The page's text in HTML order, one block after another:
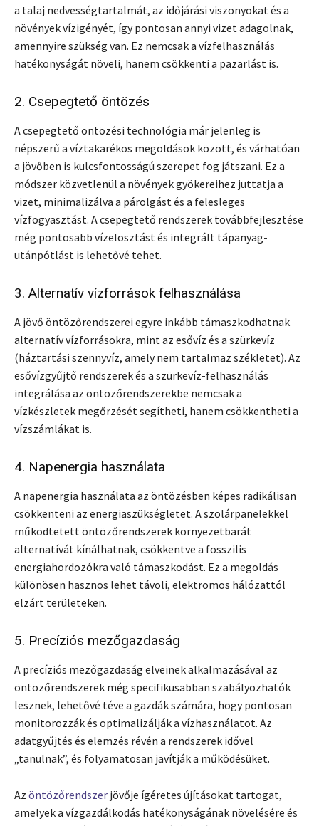
a talaj nedvességtartalmát, az időjárási viszonyokat és a
növények vízigényét, így pontosan annyi vizet adagolnak,
amennyire szükség van. Ez nemcsak a vízfelhasználás
hatékonyságát növeli, hanem csökkenti a pazarlást is.
2. Csepegtető öntözés
A csepegtető öntözési technológia már jelenleg is
népszerű a víztakarékos megoldások között, és várhatóan
a jövőben is kulcsfontosságú szerepet fog játszani. Ez a
módszer közvetlenül a növények gyökereihez juttatja a
vizet, minimalizálva a párolgást és a felesleges
vízfogyasztást. A csepegtető rendszerek továbbfejlesztése
még pontosabb vízelosztást és integrált tápanyag-
utánpótlást is lehetővé tehet.
3. Alternatív vízforrások felhasználása
A jövő öntözőrendszerei egyre inkább támaszkodhatnak
alternatív vízforrásokra, mint az esővíz és a szürkevíz
(háztartási szennyvíz, amely nem tartalmaz székletet). Az
esővízgyűjtő rendszerek és a szürkevíz-felhasználás
integrálása az öntözőrendszerekbe nemcsak a
vízkészletek megőrzését segítheti, hanem csökkentheti a
vízszámlákat is.
4. Napenergia használata
A napenergia használata az öntözésben képes radikálisan
csökkenteni az energiaszükségletet. A szolárpanelekkel
működtetett öntözőrendszerek környezetbarát
alternatívát kínálhatnak, csökkentve a fosszilis
energiahordozókra való támaszkodást. Ez a megoldás
különösen hasznos lehet távoli, elektromos hálózattól
elzárt területeken.
5. Precíziós mezőgazdaság
A precíziós mezőgazdaság elveinek alkalmazásával az
öntözőrendszerek még specifikusabban szabályozhatók
lesznek, lehetővé téve a gazdák számára, hogy pontosan
monitorozzák és optimalizálják a vízhasználatot. Az
adatgyűjtés és elemzés révén a rendszerek idővel
„tanulnak”, és folyamatosan javítják a működésüket.
Az öntözőrendszer jövője ígéretes újításokat tartogat,
amelyek a vízgazdálkodás hatékonyságának növelésére és